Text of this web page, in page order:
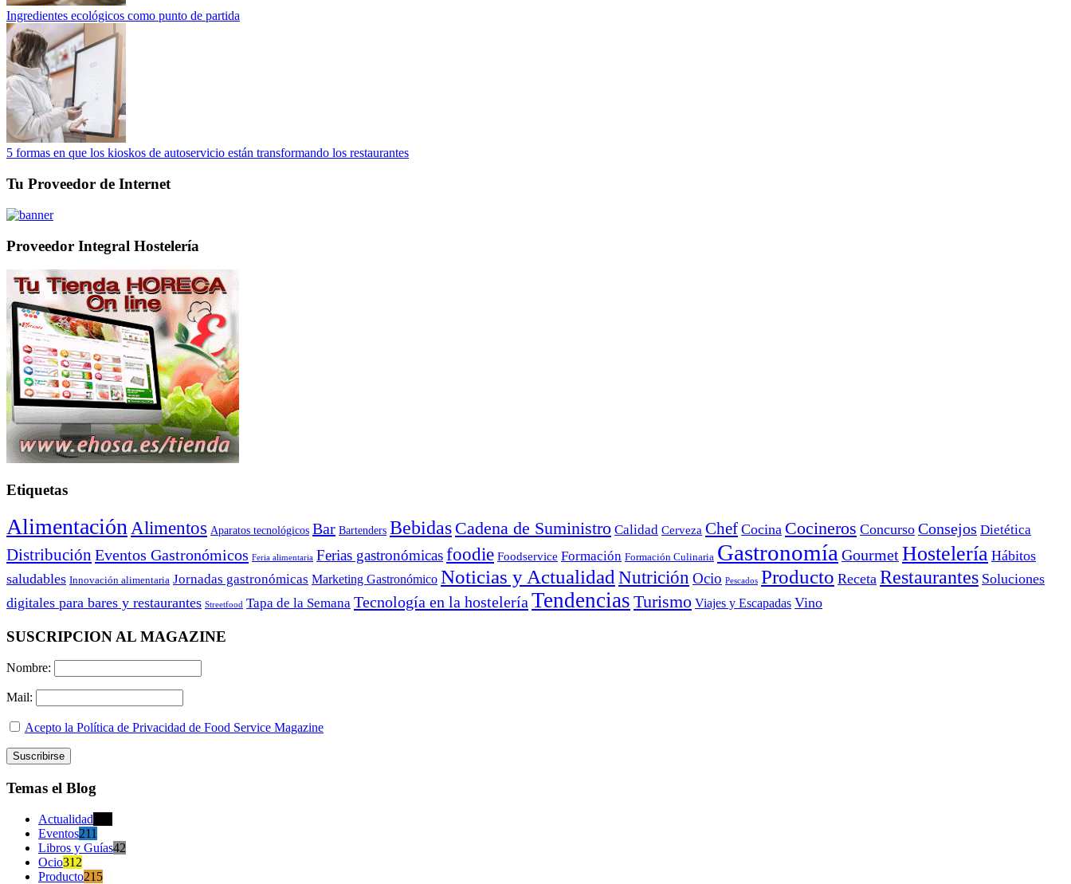
Ingredientes ecológicos como punto de partida
5 formas en que los kioskos de autoservicio están transformando los restaurantes
Tu Proveedor de Internet
Proveedor Integral Hostelería
Etiquetas
Alimentación Alimentos Aparatos tecnológicos Bar Bartenders Bebidas Cadena de Suministro Calidad Cerveza Chef Cocina Cocineros Concurso Consejos Dietética
Distribución Eventos Gastronómicos Feria alimentaria Ferias gastronómicasfoodie Foodservice Formación Formación Culinaria Gastronomía GourmetHostelería Hábitos
saludables Innovación alimentaria Jornadas gastronómicas Marketing Gastronómico Noticias y Actualidad Nutrición Ocio Pescados Producto Receta Restaurantes Soluciones
digitales para bares y restaurantes Streetfood Tapa de la Semana Tecnología en la hostelería Tendencias Turismo Viajes y Escapadas Vino
SUSCRIPCION AL MAGAZINE
Nombre:
Mail:
Acepto la Política de Privacidad de Food Service Magazine
Temas el Blog
Actualidad
Eventos211
Libros y Guías42
Ocio312
Producto215